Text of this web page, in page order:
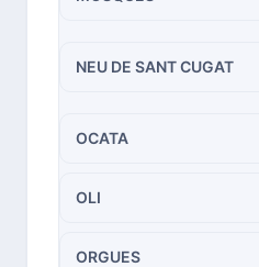
NEU DE SANT CUGAT
OCATA
OLI
ORGUES